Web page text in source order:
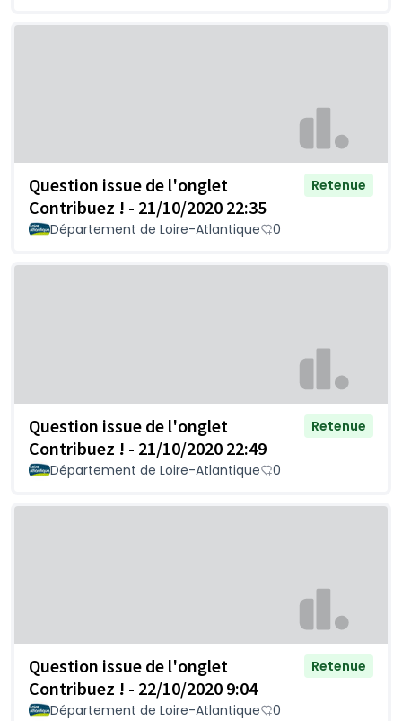
Question issue de l'onglet
Contribuez ! - 21/10/2020 22:35
Retenue
Département de Loire-Atlantique 0
Question issue de l'onglet
Contribuez ! - 21/10/2020 22:49
Retenue
Département de Loire-Atlantique 0
Question issue de l'onglet
Contribuez ! - 22/10/2020 9:04
Retenue
Département de Loire-Atlantique 0